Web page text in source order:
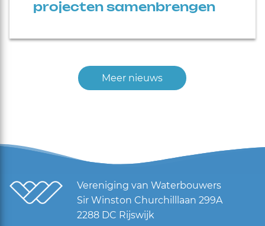
projecten samenbrengen
Meer nieuws
Vereniging van Waterbouwers
Sir Winston Churchilllaan 299A
2288 DC Rijswijk